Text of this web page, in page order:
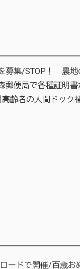
募集/STOP！ 農地
郵便局で各種証明
齢者の人間ドック
ドで開催/百歳お